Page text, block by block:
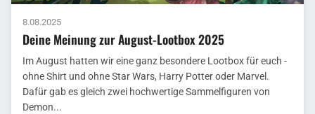
8.08.2025
Deine Meinung zur August-Lootbox 2025
Im August hatten wir eine ganz besondere Lootbox für euch -
ohne Shirt und ohne Star Wars, Harry Potter oder Marvel.
Dafür gab es gleich zwei hochwertige Sammelfiguren von
Demon...